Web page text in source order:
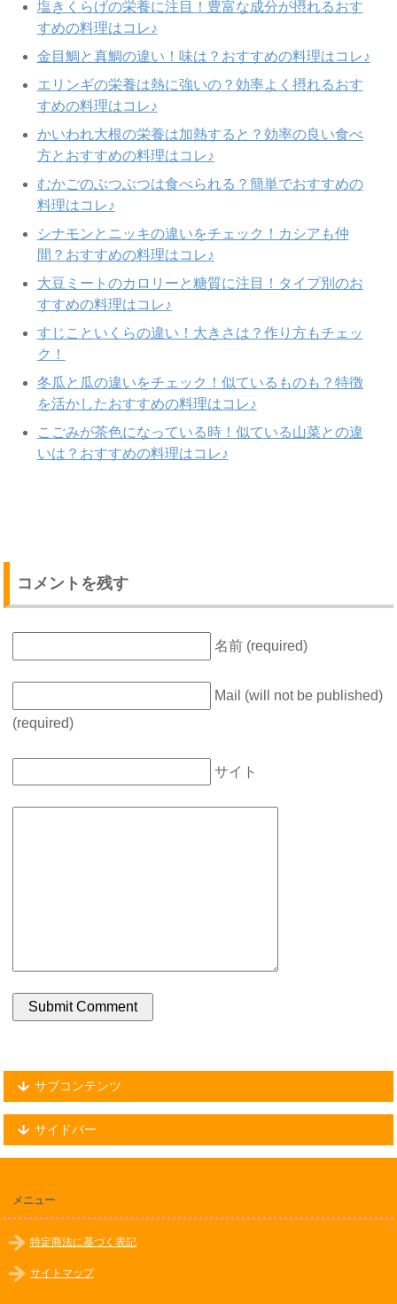
塩きくらげの栄養に注目！豊富な成分が摂れるおす
すめの料理はコレ♪
金目鯛と真鯛の違い！味は？おすすめの料理はコレ♪
エリンギの栄養は熱に強いの？効率よく摂れるおす
すめの料理はコレ♪
かいわれ大根の栄養は加熱すると？効率の良い食べ
方とおすすめの料理はコレ♪
むかごのぶつぶつは食べられる？簡単でおすすめの
料理はコレ♪
シナモンとニッキの違いをチェック！カシアも仲
間？おすすめの料理はコレ♪
大豆ミートのカロリーと糖質に注目！タイプ別のお
すすめの料理はコレ♪
すじこといくらの違い！大きさは？作り方もチェッ
ク！
冬瓜と瓜の違いをチェック！似ているものも？特徴
を活かしたおすすめの料理はコレ♪
こごみが茶色になっている時！似ている山菜との違
いは？おすすめの料理はコレ♪
コメントを残す
名前 (required)
Mail (will not be published)
(required)
サイト
サブコンテンツ
サイドバー
メニュー
特定商法に基づく表記
サイトマップ